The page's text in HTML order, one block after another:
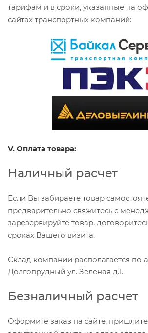
тарифам и в сроки, указанные на
сайтах транспортных компаний:
V. Оплата товара:
Наличный расчет
Если Вы забираете товар
предварительно свяжитесь с
зарезервируйте товар,
сроках Вашего визита.
Склад компании располагается по
Долгопрудный ул. Зеленая д.1.
Безналичный расчет
Оформите заказ на сайте,